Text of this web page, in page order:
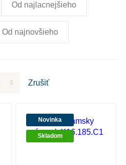
Od najlacnejšieho
Od najnovšieho
Zrušiť
Novinka
Skladom